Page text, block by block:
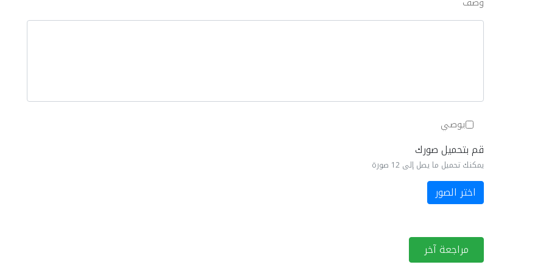
يوصي
قم بتحميل صورك
يمكنك تحميل ما يصل إلى 12 صورة
اختر الصور
مراجعة آخر